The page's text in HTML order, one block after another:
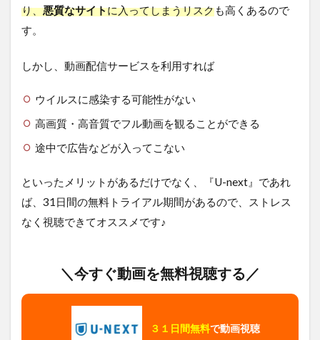
り、悪質なサイトに入ってしまうリスクも高くあるので
す。
しかし、動画配信サービスを利用すれば
ウイルスに感染する可能性がない
高画質・高音質でフル動画を観ることができる
途中で広告などが入ってこない
といったメリットがあるだけでなく、『U-next』であれ
ば、31日間の無料トライアル期間があるので、ストレス
なく視聴できてオススメです♪
＼今すぐ動画を無料視聴する／
３１日間無料で動画視聴